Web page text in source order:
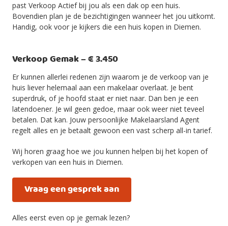
past Verkoop Actief bij jou als een dak op een huis.
Bovendien plan je de bezichtigingen wanneer het jou uitkomt.
Handig, ook voor je kijkers die een huis kopen in Diemen.
Verkoop Gemak – € 3.450
Er kunnen allerlei redenen zijn waarom je de verkoop van je
huis liever helemaal aan een makelaar overlaat. Je bent
superdruk, of je hoofd staat er niet naar. Dan ben je een
latendoener. Je wil geen gedoe, maar ook weer niet teveel
betalen. Dat kan. Jouw persoonlijke Makelaarsland Agent
regelt alles en je betaalt gewoon een vast scherp all-in tarief.
Wij horen graag hoe we jou kunnen helpen bij het kopen of
verkopen van een huis in Diemen.
Vraag een gesprek aan
Alles eerst even op je gemak lezen?